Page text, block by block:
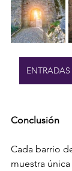
Conclusión
Cada barrio
muestra